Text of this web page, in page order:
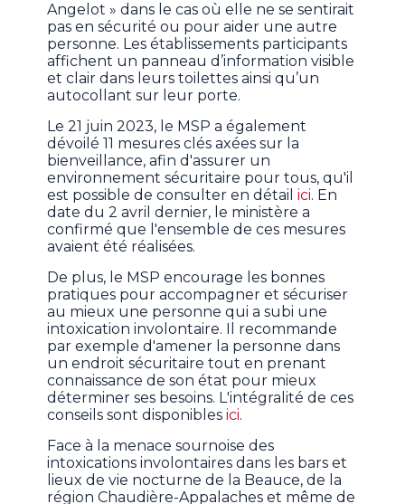
Angelot » dans le cas où elle ne se sentirait
pas en sécurité ou pour aider une autre
personne. Les établissements participants
affichent un panneau d’information visible
et clair dans leurs toilettes ainsi qu’un
autocollant sur leur porte.
Le 21 juin 2023, le MSP a également
dévoilé 11 mesures clés axées sur la
bienveillance, afin d'assurer un
environnement sécuritaire pour tous, qu'il
est possible de consulter en détailici. En
date du 2 avril dernier, le ministère a
confirmé que l'ensemble de ces mesures
avaient été réalisées.
De plus, le MSP encourage les bonnes
pratiques pour accompagner et sécuriser
au mieux une personne qui a subi une
intoxication involontaire. Il recommande
par exemple d'amener la personne dans
un endroit sécuritaire tout en prenant
connaissance de son état pour mieux
déterminer ses besoins. L'intégralité de ces
conseils sont disponiblesici.
Face à la menace sournoise des
intoxications involontaires dans les bars et
lieux de vie nocturne de la Beauce, de la
région Chaudière-Appalaches et même de